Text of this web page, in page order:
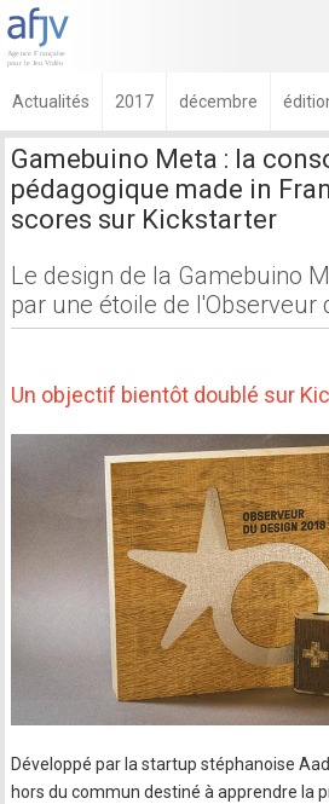
Actualités 2017 décembre
Gamebuino Meta : la
pédagogique made in
scores sur Kickstarter
Le design de la Gamebuino
par une étoile de l'Observeur
Un objectif bientôt doublé sur
Développé par la startup stéphanoise
hors du commun destiné à apprendre la